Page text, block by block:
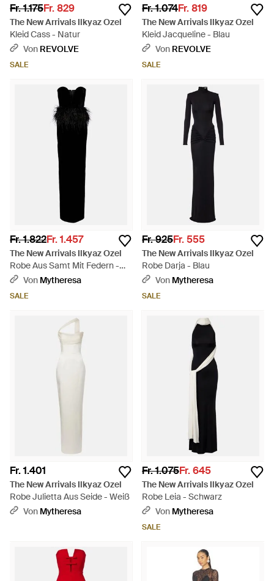
Fr. 1.175Fr. 829
The New Arrivals Ilkyaz Ozel
Kleid Cass - Natur
Von REVOLVE
SALE
Fr. 1.074Fr. 819
The New Arrivals Ilkyaz Ozel
Kleid Jacqueline - Blau
Von REVOLVE
SALE
Fr. 1.822Fr. 1.457
The New Arrivals Ilkyaz Ozel
Robe Aus Samt Mit Federn -
Schwarz
Von Mytheresa
SALE
Fr. 925Fr. 555
The New Arrivals Ilkyaz Ozel
Robe Darja - Blau
Von Mytheresa
SALE
Fr. 1.401
The New Arrivals Ilkyaz Ozel
Robe Julietta Aus Seide - Weiß
Von Mytheresa
Fr. 1.075Fr. 645
The New Arrivals Ilkyaz Ozel
Robe Leia - Schwarz
Von Mytheresa
SALE